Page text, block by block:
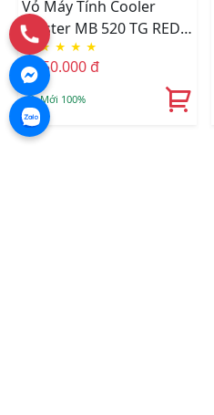
Vỏ Máy Tính Cooler
Master MB 520 TG RED
TRIM
★ ★ ★ ★ ★
1.250.000 đ
Mới 100%